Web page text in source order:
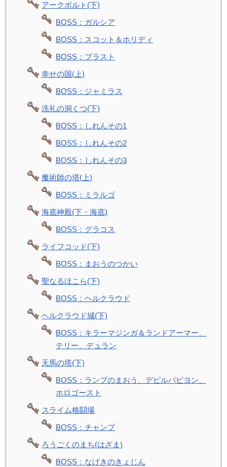
アークボルト(下)
BOSS：ガルシア
BOSS：スコット＆ホリディ
BOSS：ブラスト
幸せの国(上)
BOSS：ジャミラス
洗礼の洞くつ(下)
BOSS：しれんその1
BOSS：しれんその2
BOSS：しれんその3
魔術師の塔(上)
BOSS：ミラルゴ
海底神殿(下・海底)
BOSS：グラコス
ライフコッド(下)
BOSS：まおうのつかい
聖なるほこら(下)
BOSS：ヘルクラウド
ヘルクラウド城(下)
BOSS：キラーマジンガ＆ランドアーマー、
テリー、デュラン
天馬の塔(下)
BOSS：ランプのまおう、デビルパピヨン、
ホロゴースト
スライム格闘場
BOSS：チャンプ
ろうごくのまち(はざま)
BOSS：なげきのきょじん